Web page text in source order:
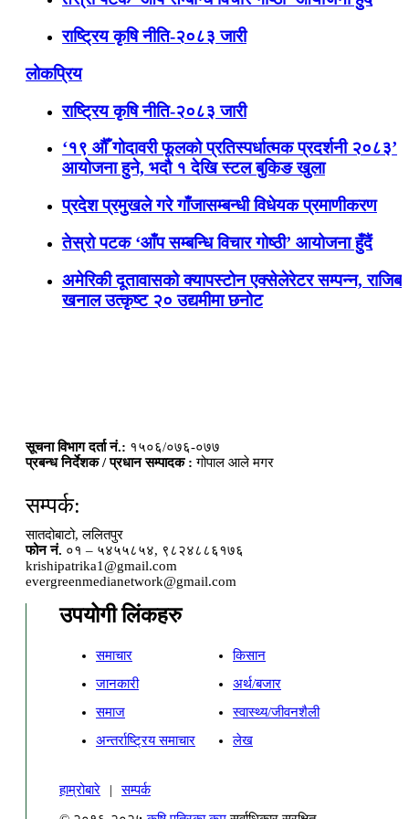
राष्ट्रिय कृषि नीति-२०८३ जारी
लोकप्रिय
राष्ट्रिय कृषि नीति-२०८३ जारी
‘१९ औँ गोदावरी फूलको प्रतिस्पर्धात्मक प्रदर्शनी २०८३’
आयोजना हुने, भदौ १ देखि स्टल बुकिङ खुला
प्रदेश प्रमुखले गरे गाँजासम्बन्धी विधेयक प्रमाणीकरण
तेस्रो पटक ‘आँप सम्बन्धि विचार गोष्ठी’ आयोजना हुँदैं
अमेरिकी दूतावासको क्यापस्टोन एक्सेलेरेटर सम्पन्न, राजिब
खनाल उत्कृष्ट २० उद्यमीमा छनोट
सूचना विभाग दर्ता नं.: १५०६/०७६-०७७
प्रबन्ध निर्देशक / प्रधान सम्पादक : गोपाल आले मगर
सम्पर्क:
सातदोबाटो, ललितपुर
फोन नं. ०१ – ५४५५८५४, ९८२४८८६१७६
krishipatrika1@gmail.com
evergreenmedianetwork@gmail.com
उपयोगी लिंकहरु
समाचार
किसान
जानकारी
अर्थ/बजार
समाज
स्वास्थ्य/जीवनशैली
अन्तर्राष्ट्रिय समाचार
लेख
हाम्रोबारे |
सम्पर्क